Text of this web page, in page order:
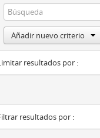
Añadir nuevo criterio
resultados por :
resultados por :